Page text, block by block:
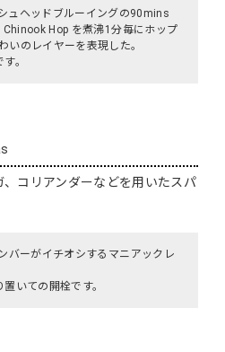
ュヘッドブルーイングの90mins
Chinook Hop を煮沸1分毎にホップ
いのレイヤーを表現した。
。
コリアンダーなどを用いたスパ
バーがイチオシするマニアックレ
いての開栓です。